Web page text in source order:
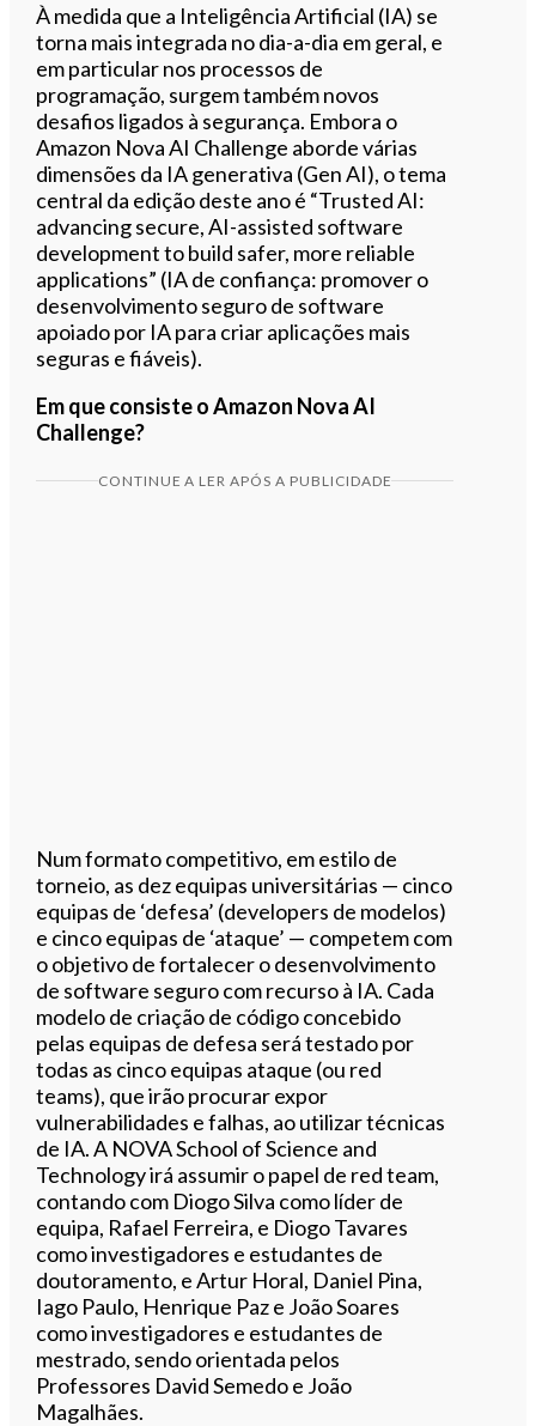
À medida que a Inteligência Artificial (IA) se
torna mais integrada no dia-a-dia em geral, e
em particular nos processos de
programação, surgem também novos
desafios ligados à segurança. Embora o
Amazon Nova AI Challenge aborde várias
dimensões da IA generativa (Gen AI), o tema
central da edição deste ano é “Trusted AI:
advancing secure, AI-assisted software
development to build safer, more reliable
applications” (IA de confiança: promover o
desenvolvimento seguro de software
apoiado por IA para criar aplicações mais
seguras e fiáveis).
Em que consiste o Amazon Nova AI
Challenge?
CONTINUE A LER APÓS A PUBLICIDADE
Num formato competitivo, em estilo de
torneio, as dez equipas universitárias — cinco
equipas de ‘defesa’ (developers de modelos)
e cinco equipas de ‘ataque’ — competem com
o objetivo de fortalecer o desenvolvimento
de software seguro com recurso à IA. Cada
modelo de criação de código concebido
pelas equipas de defesa será testado por
todas as cinco equipas ataque (ou red
teams), que irão procurar expor
vulnerabilidades e falhas, ao utilizar técnicas
de IA. A NOVA School of Science and
Technology irá assumir o papel de red team,
contando com Diogo Silva como líder de
equipa, Rafael Ferreira, e Diogo Tavares
como investigadores e estudantes de
doutoramento, e Artur Horal, Daniel Pina,
Iago Paulo, Henrique Paz e João Soares
como investigadores e estudantes de
mestrado, sendo orientada pelos
Professores David Semedo e João
Magalhães.